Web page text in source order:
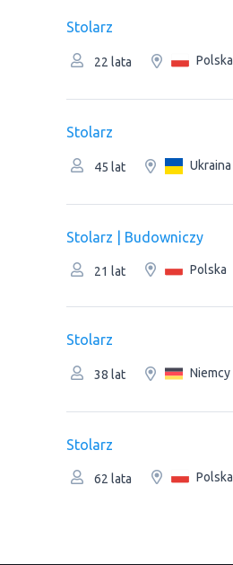
Stolarz
22 lata Polska
Stolarz
45 lat Ukraina
Stolarz | Budowniczy
21 lat Polska
Stolarz
38 lat Niemcy
Stolarz
62 lata Polska